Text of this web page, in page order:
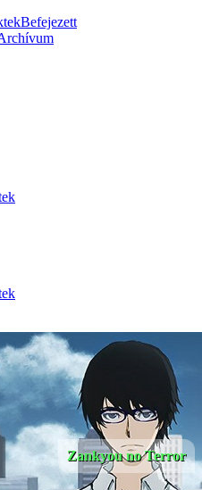
Befejezett
Zankyou no Terror